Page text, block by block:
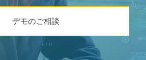
デモのご相談